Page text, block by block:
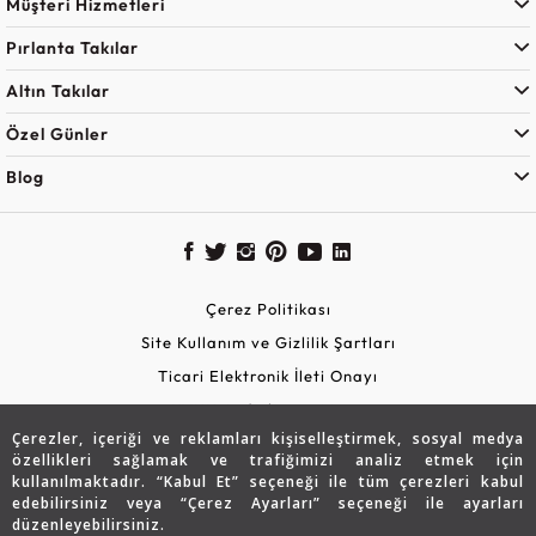
Çerezler, içeriği ve reklamları kişiselleştirmek, sosyal medya
özellikleri sağlamak ve trafiğimizi analiz etmek için
kullanılmaktadır. “Kabul Et” seçeneği ile tüm çerezleri kabul
edebilirsiniz veya “Çerez Ayarları” seçeneği ile ayarları
düzenleyebilirsiniz.
Pırlanta Takılar
Altın Takılar
Özel Günler
Blog
Çerez Politikası
Site Kullanım ve Gizlilik Şartları
Ticari Elektronik İleti Onayı
KVKK Aydınlatma Metni
Güvenli Alışveriş